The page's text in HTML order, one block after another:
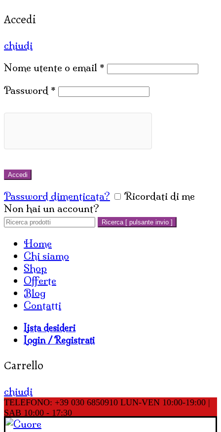
Accedi
chiudi
Nome utente o email *
Password *
Accedi
Password dimenticata?
Ricordati di me
Non hai un account?
Cerca:
Ricerca [ pulsante invio ]
Home
Chi siamo
Shop
Offerte
Blog
Contatti
Lista desideri
Login / Registrati
Carrello
chiudi
TELEFONO: +39 030 6850910 LUN-VEN 10:00-19:00 |
SAB 10:00 - 17:30